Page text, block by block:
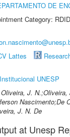
DE
Category:
Lattes
UNESP
Oliveira, J.
Nascimento;De
J. N. De
at Unesp